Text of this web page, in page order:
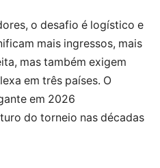
o desafio é logístico e
mais ingressos, mais
mas também exigem
em três países. O
em 2026
do torneio nas décadas